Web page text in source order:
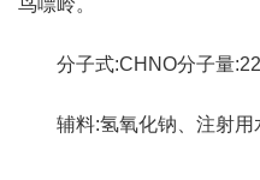
鸟嘌岭。
分子式:CHNO分子量
辅料:氢氧化钠、注射用